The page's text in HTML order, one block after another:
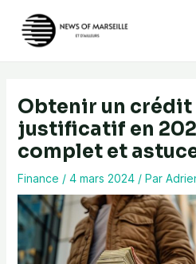
contenu
Obtenir un crédit
justificatif en
complet et
Finance / 4 mars 2024 / Par